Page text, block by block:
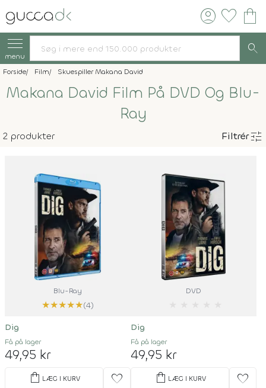
account_circle favorite shopping_bag
menu search
Forside Film Skuespiller Makana David
Makana David Film På DVD Og Blu-
Ray
2 produkter Filtrértune
Blu-Ray
★★★★★(4)
Dig
Få på lager
49,95 kr
shopping_bag LÆG I KURV favorite
DVD
Dig
Få på lager
49,95 kr
shopping_bag LÆG I KURV favorite